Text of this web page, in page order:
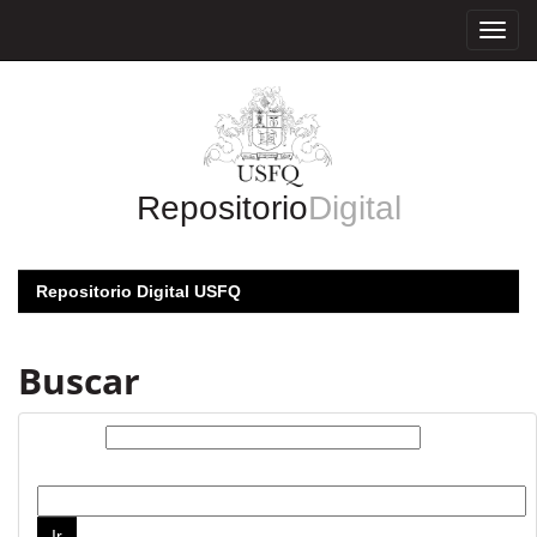
RepositorioDigital
Repositorio Digital USFQ
Buscar